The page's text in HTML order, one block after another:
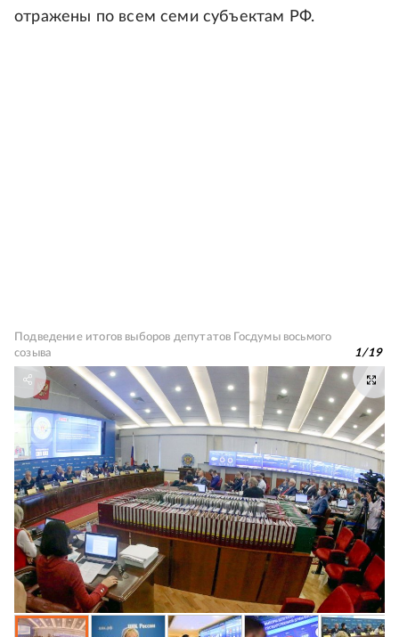
отражены по всем семи субъектам РФ.
Подведение итогов выборов депутатов Госдумы восьмого
созыва
1/19